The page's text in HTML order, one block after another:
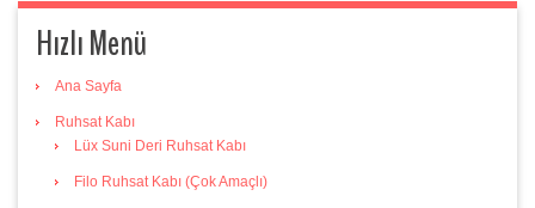
Hızlı Menü
Ana Sayfa
Ruhsat Kabı
Lüx Suni Deri Ruhsat Kabı
Filo Ruhsat Kabı (Çok Amaçlı)